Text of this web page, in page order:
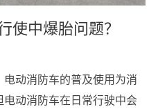
使中爆胎问题？
动消防车的普及使用为消
电动消防车在日常行驶中会